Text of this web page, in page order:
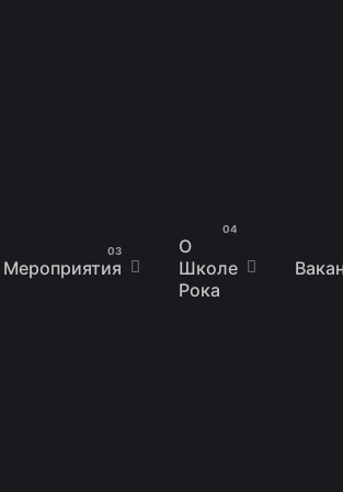
Мероприятия
О
Школе
Рока